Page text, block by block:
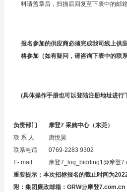
料请盖章后，扫描后回复至下表中的邮箱
报名参加的供应商必须完成我司线上供
格参加（如有疑问，请咨询下表中的联
(具体操作手册也可以登陆注册地址进行
负责部门
摩登7 采购中心（东莞）
联 系 人
唐悦昊
联系电话
0769-2283 9302
E- mail:
摩登7_log_bidding1@摩登
重要提示：本次招标报名的截止时间为
附：集团廉政邮箱： GRW@摩登7.com.cn